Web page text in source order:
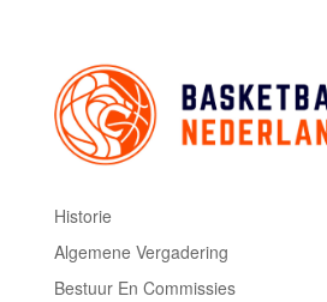
Historie
Algemene Vergadering
Bestuur En Commissies